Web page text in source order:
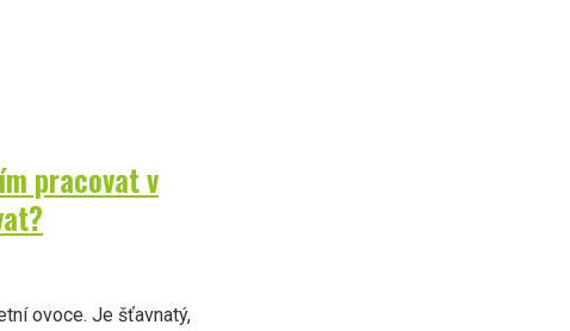
pracovat v
ovoce. Je šťavnatý,